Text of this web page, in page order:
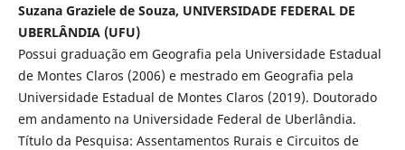
Suzana Graziele de Souza, UNIVERSIDADE FEDERAL DE
UBERLÂNDIA (UFU)
Possui graduação em Geografia pela Universidade Estadual
de Montes Claros (2006) e mestrado em Geografia pela
Universidade Estadual de Montes Claros (2019). Doutorado
em andamento na Universidade Federal de Uberlândia.
Título da Pesquisa: Assentamentos Rurais e Circuitos de